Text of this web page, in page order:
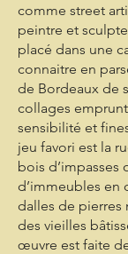
comme street
peintre et
placé dans une
connaitre en
de Bordeaux de
collages
sensibilité et
jeu favori est la
bois d’impasses
d’immeubles en
dalles de pierres
des vieilles
œuvre est faite